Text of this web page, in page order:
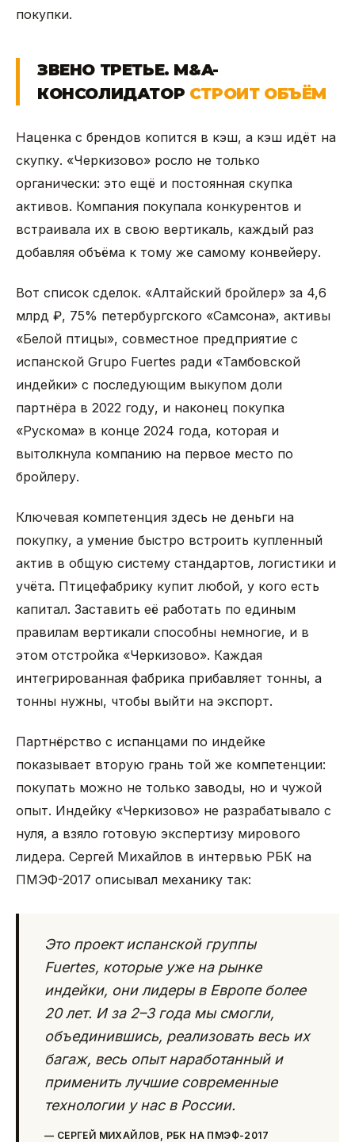
покупки.
ЗВЕНО ТРЕТЬЕ. M&A-
КОНСОЛИДАТОР СТРОИТ ОБЪЁМ
Наценка с брендов копится в кэш, а кэш идёт на
скупку. «Черкизово» росло не только
органически: это ещё и постоянная скупка
активов. Компания покупала конкурентов и
встраивала их в свою вертикаль, каждый раз
добавляя объёма к тому же самому конвейеру.
Вот список сделок. «Алтайский бройлер» за 4,6
млрд ₽, 75% петербургского «Самсона», активы
«Белой птицы», совместное предприятие с
испанской Grupo Fuertes ради «Тамбовской
индейки» с последующим выкупом доли
партнёра в 2022 году, и наконец покупка
«Рускома» в конце 2024 года, которая и
вытолкнула компанию на первое место по
бройлеру.
Ключевая компетенция здесь не деньги на
покупку, а умение быстро встроить купленный
актив в общую систему стандартов, логистики и
учёта. Птицефабрику купит любой, у кого есть
капитал. Заставить её работать по единым
правилам вертикали способны немногие, и в
этом отстройка «Черкизово». Каждая
интегрированная фабрика прибавляет тонны, а
тонны нужны, чтобы выйти на экспорт.
Партнёрство с испанцами по индейке
показывает вторую грань той же компетенции:
покупать можно не только заводы, но и чужой
опыт. Индейку «Черкизово» не разрабатывало с
нуля, а взяло готовую экспертизу мирового
лидера. Сергей Михайлов в интервью РБК на
ПМЭФ-2017 описывал механику так:
Это проект испанской группы
Fuertes, которые уже на рынке
индейки, они лидеры в Европе более
20 лет. И за 2–3 года мы смогли,
объединившись, реализовать весь их
багаж, весь опыт наработанный и
применить лучшие современные
технологии у нас в России.
— СЕРГЕЙ МИХАЙЛОВ, РБК НА ПМЭФ-2017